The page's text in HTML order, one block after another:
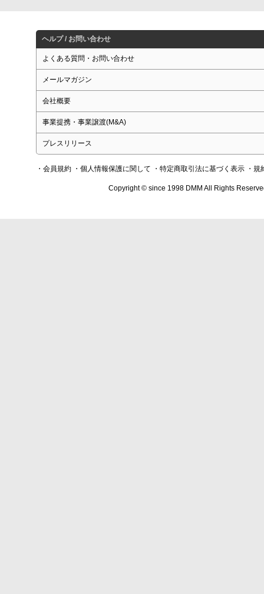
ヘルプ / お問い合わせ
よくある質問・お問い合わせ
メールマガジン
会社概要
事業提携・事業譲渡(M&A)
プレスリリース
・会員規約 ・個人情報保護に関して ・特定商取引法に基づく表示 ・規
Copyright © since 1998 DMM All Rights